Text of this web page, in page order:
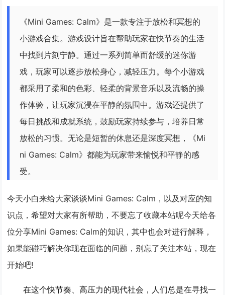
《Mini Games: Calm》是一款专注于放松和冥想的
小游戏合集。游戏设计旨在帮助玩家在快节奏的生活
中找到片刻宁静。通过一系列简单而舒缓的迷你游
戏，玩家可以逐步放松身心，减轻压力。每个小游戏
都采用了柔和的色彩、轻柔的背景音乐以及流畅的操
作体验，让玩家沉浸在平静的氛围中。游戏还提供了
每日挑战和成就系统，鼓励玩家持续参与，培养日常
放松的习惯。无论是短暂的休息还是深度冥想，《Mi
ni Games: Calm》都能为玩家带来愉悦和平静的感
受。
今天小白来给大家谈谈Mini Games: Calm，以及对应的知
识点，希望对大家有所帮助，不要忘了收藏本站呢今天给各
位分享Mini Games: Calm的知识，其中也会对进行解释，
如果能碰巧解决你现在面临的问题，别忘了关注本站，现在
开始吧!
在这个快节奏、高压力的现代社会，人们总是在寻找一